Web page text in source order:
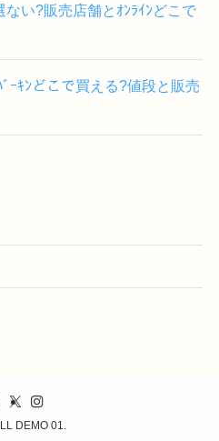
ない?販売店舗とｵﾝﾗｲﾝどこで
ﾞｰｷﾝどこで買える?値段と販売
DEMO 01.